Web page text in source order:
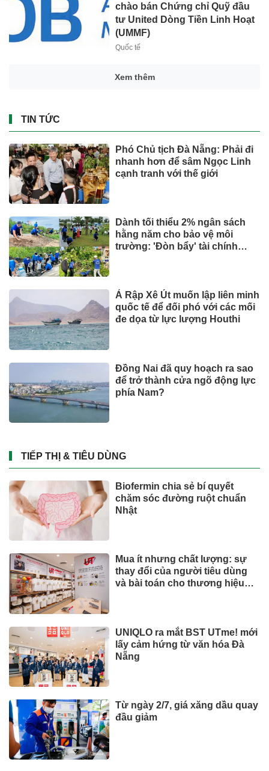
chào bán Chứng chỉ Quỹ đầu
tư United Dòng Tiền Linh Hoạt
(UMMF)
Quốc tế
Xem thêm
TIN TỨC
Phó Chủ tịch Đà Nẵng: Phải đi
nhanh hơn để sâm Ngọc Linh
cạnh tranh với thế giới
Dành tối thiểu 2% ngân sách
hằng năm cho bảo vệ môi
trường: 'Đòn bẩy' tài chính
Ả Rập Xê Út muốn lập liên minh
quốc tế để đối phó với các mối
đe dọa từ lực lượng Houthi
Đồng Nai đã quy hoạch ra sao
để trở thành cửa ngõ động lực
phía Nam?
TIẾP THỊ & TIÊU DÙNG
Biofermin chia sẻ bí quyết
chăm sóc đường ruột chuẩn
Nhật
Mua ít nhưng chất lượng: sự
thay đổi của người tiêu dùng
và bài toán cho thương hiệu
UNIQLO ra mắt BST UTme! mới
lấy cảm hứng từ văn hóa Đà
Nẵng
Từ ngày 2/7, giá xăng dầu quay
đầu giảm